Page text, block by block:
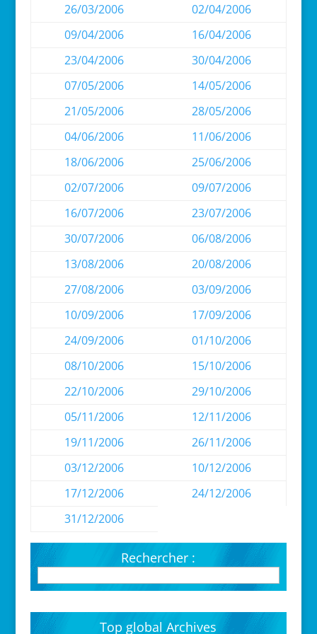
26/03/2006
02/04/2006
09/04/2006
16/04/2006
23/04/2006
30/04/2006
07/05/2006
14/05/2006
21/05/2006
28/05/2006
04/06/2006
11/06/2006
18/06/2006
25/06/2006
02/07/2006
09/07/2006
16/07/2006
23/07/2006
30/07/2006
06/08/2006
13/08/2006
20/08/2006
27/08/2006
03/09/2006
10/09/2006
17/09/2006
24/09/2006
01/10/2006
08/10/2006
15/10/2006
22/10/2006
29/10/2006
05/11/2006
12/11/2006
19/11/2006
26/11/2006
03/12/2006
10/12/2006
17/12/2006
24/12/2006
31/12/2006
Rechercher :
Top global Archives